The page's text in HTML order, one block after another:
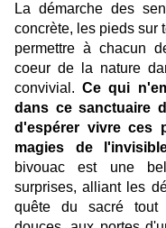
La démarche des
concrète, les pieds sur
permettre à chacun
coeur de la nature
convivial.Ce qui
dans ce sanctuaire
d'espérer vivre ces
magies de
bivouac est une
surprises, alliant les
quête du sacré tout